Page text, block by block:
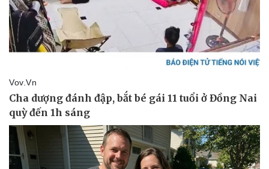
Doanh nghiệp
Thông tin doanh nghiệp
Doanh nghiệp 24h
Doanh nhân
Công nghệ
Tin Công nghệ
Trải nghiệm
Chuyển đổi số